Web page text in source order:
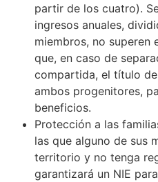
partir de los cuatro).
ingresos anuales,
miembros, no superen
que, en caso de
compartida, el título
ambos progenitores,
beneficios.
Protección a las
las que alguno de sus
territorio y no tenga
garantizará un NIE